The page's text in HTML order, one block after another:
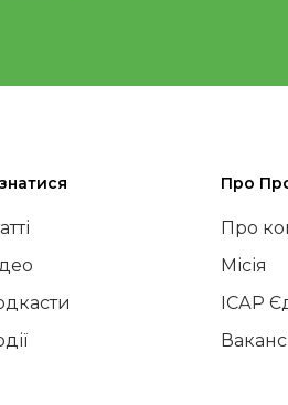
Про
Про
Місія
ІСАР